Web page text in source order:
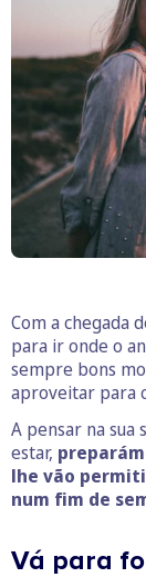
Com a chegada
para ir onde o
sempre bons
aproveitar para
A pensar na sua
estar,
lhe vão
num fim de
Vá para